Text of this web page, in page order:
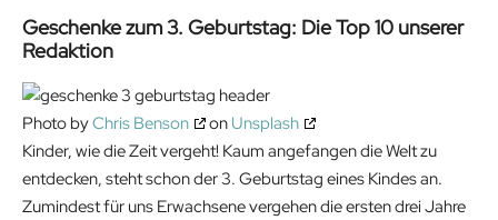
Geschenke zum 3. Geburtstag: Die Top 10 unserer
Redaktion
Photo byChris Benson on Unsplash
Kinder, wie die Zeit vergeht! Kaum angefangen die Welt zu
entdecken, steht schon der 3. Geburtstag eines Kindes an.
Zumindest für uns Erwachsene vergehen die ersten drei Jahre